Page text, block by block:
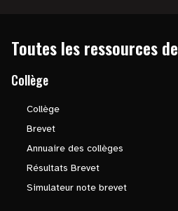
Toutes les ressources de
Collège
Collège
Brevet
Annuaire des collèges
Résultats Brevet
Simulateur note brevet